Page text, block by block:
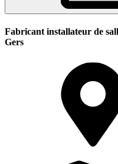
Fabricant installateur de
Gers